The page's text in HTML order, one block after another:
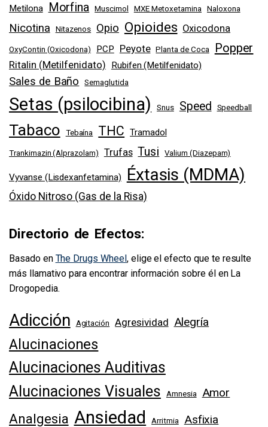
Metilona Morfina Muscimol MXE Metoxetamina Naloxona
Nicotina Nitazenos Opio Opioides Oxicodona
OxyContin (Oxicodona) PCP Peyote Planta de Coca Popper
Ritalin (Metilfenidato) Rubifen (Metilfenidato)
Sales de Baño Semaglutida
Setas (psilocibina) Snus Speed Speedball
Tabaco Tebaína THC Tramadol
Trankimazin (Alprazolam) Trufas Tusi Valium (Diazepam)
Vyvanse (Lisdexanfetamina) Éxtasis (MDMA)
Óxido Nitroso (Gas de la Risa)
Directorio de Efectos:
Basado en The Drugs Wheel, elige el efecto que te resulte
más llamativo para encontrar información sobre él en La
Drogopedia.
Adicción Agitación Agresividad Alegría
Alucinaciones
Alucinaciones Auditivas
Alucinaciones Visuales
Amnesia Amor
Analgesia Ansiedad Arritmia Asfixia